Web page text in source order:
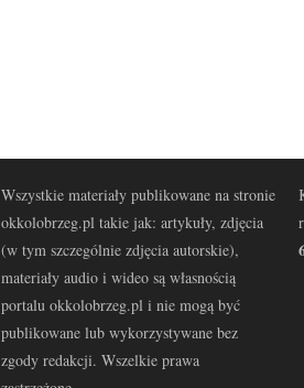
Wszystkie materiały publikowane na stronie
okkolobrzeg.pl takie jak: artykuły, zdjęcia
(w tym szczególnie zdjęcia autorskie),
materiały audio i wideo są własnością
portalu okkolobrzeg.pl i nie mogą być
publikowane lub wykorzystywane bez
zgody redakcji. Wszelkie prawa